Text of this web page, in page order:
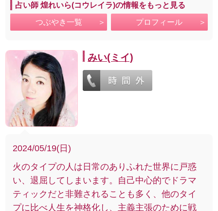
占い師 煌れいら(コウレイラ)の情報をもっと見る
つぶやき一覧 プロフィール
みい(ミイ)
2024/05/19(日)
火のタイプの人は日常のありふれた世界に戸惑
い、退屈してしまいます。自己中心的でドラマ
ティックだと非難されることも多く、他のタイ
プに比べ人生を神格化し、主義主張のために戦